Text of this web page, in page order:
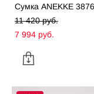
Сумка ANEKKE
11 420 pуб.
7 994 pуб.